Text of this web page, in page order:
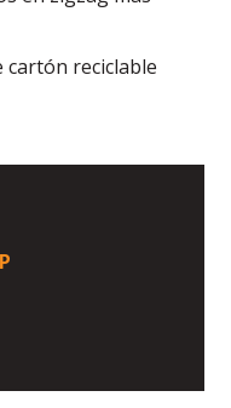
cartón reciclable